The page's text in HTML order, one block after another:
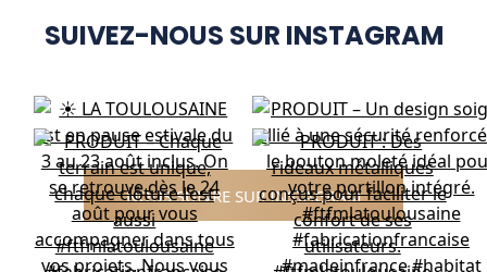
SUIVEZ-NOUS SUR INSTAGRAM
NOUS SUIVRE SUR INSTAGRAM